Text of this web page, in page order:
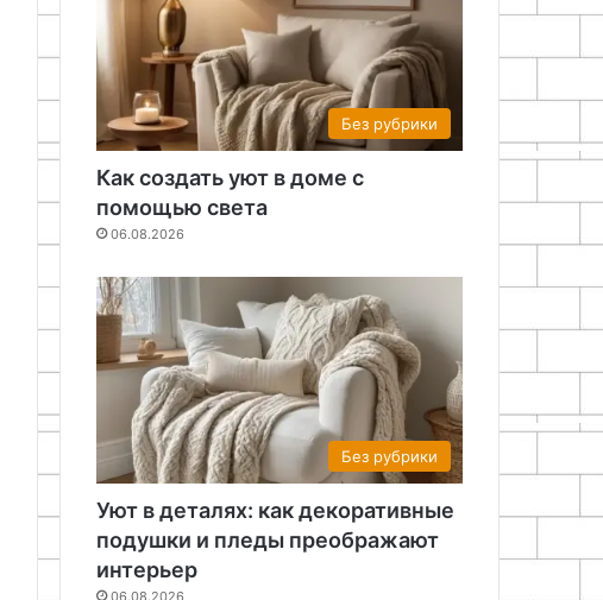
Без рубрики
Как создать уют в доме с
помощью света
06.08.2026
Без рубрики
Уют в деталях: как декоративные
подушки и пледы преображают
интерьер
06.08.2026